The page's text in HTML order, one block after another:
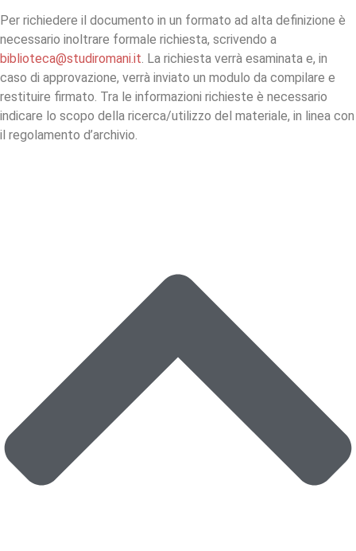
Per richiedere il documento in un formato ad alta definizione è
necessario inoltrare formale richiesta, scrivendo a
biblioteca@studiromani.it. La richiesta verrà esaminata e, in
caso di approvazione, verrà inviato un modulo da compilare e
restituire firmato. Tra le informazioni richieste è necessario
indicare lo scopo della ricerca/utilizzo del materiale, in linea con
il regolamento d’archivio.